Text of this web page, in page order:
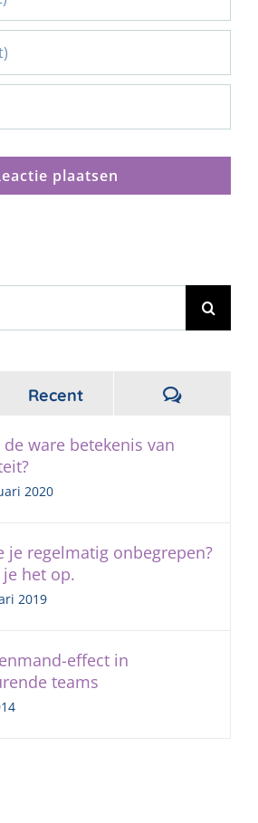
Recent Reacties
ware betekenis van
2020
je regelmatig onbegrepen?
het op.
2019
effect in
teams